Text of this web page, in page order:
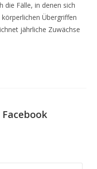
die Fälle, in denen sich
Übergriffen
jährliche Zuwächse